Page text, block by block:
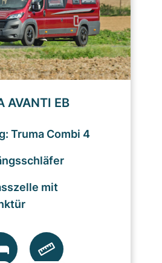
AVANTI EB
Truma Combi 4
mit